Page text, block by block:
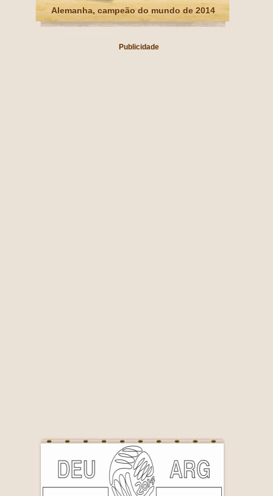
Alemanha, campeão do mundo de 2014
Publicidade